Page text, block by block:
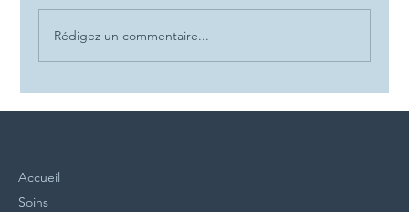
Pourquoi faire un rituel de lune ? 🌙✨
Rédigez un commentaire...
Accueil
Soins